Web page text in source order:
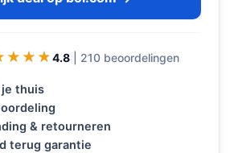
4.8 | 210 beoordelingen
thuis
& retourneren
terug garantie